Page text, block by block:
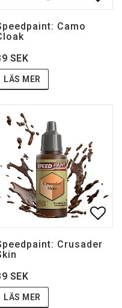
i favoritlistan
Camo
SEK
LÄS MER
till i favoritlistan
Crusader
SEK
LÄS MER